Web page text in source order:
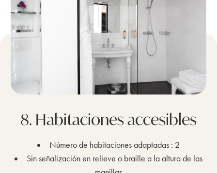
8. Habitaciones accesibles
Número de habitaciones adaptadas : 2
Sin señalización en relieve o braille a la altura de las